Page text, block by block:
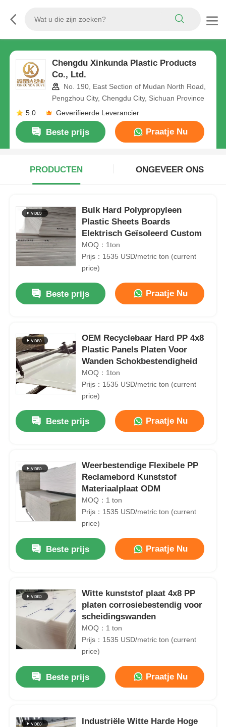
Chengdu Xinkunda Plastic Products
Co., Ltd.
No. 190, East Section of Mudan North Road,
Pengzhou City, Chengdu City, Sichuan Province
5.0
Geverifieerde Leverancier
Beste prijs Praatje Nu
PRODUCTEN ONGEVEER ONS
Bulk Hard Polypropyleen
Plastic Sheets Boards
Elektrisch Geïsoleerd Custom
MOQ：1ton
Prijs：1535 USD/metric ton (current
price)
Beste prijs Praatje Nu
OEM Recyclebaar Hard PP 4x8
Plastic Panels Platen Voor
Wanden Schokbestendigheid
MOQ：1ton
Prijs：1535 USD/metric ton (current
price)
Beste prijs Praatje Nu
Weerbestendige Flexibele PP
Reclamebord Kunststof
Materiaalplaat ODM
MOQ：1 ton
Prijs：1535 USD/metric ton (current
price)
Beste prijs Praatje Nu
Witte kunststof plaat 4x8 PP
platen corrosiebestendig voor
scheidingswanden
MOQ：1 ton
Prijs：1535 USD/metric ton (current
price)
Beste prijs Praatje Nu
Industriële Witte Harde Hoge